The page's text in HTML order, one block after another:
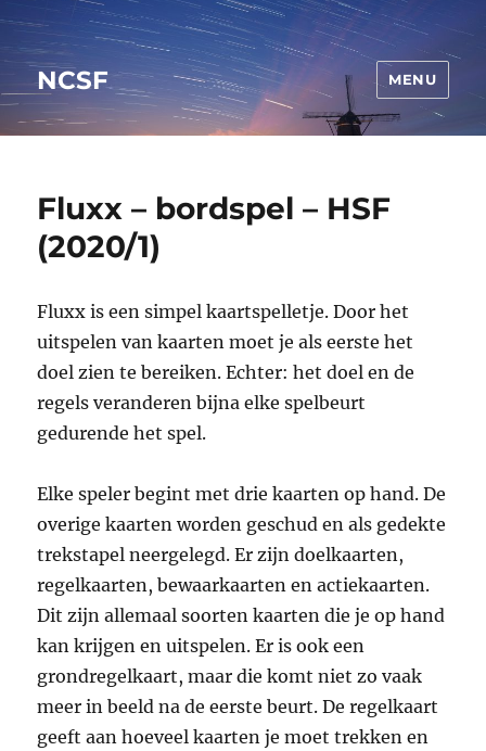
NCSF MENU
Fluxx – bordspel – HSF
(2020/1)
Fluxx is een simpel kaartspelletje. Door het
uitspelen van kaarten moet je als eerste het
doel zien te bereiken. Echter: het doel en de
regels veranderen bijna elke spelbeurt
gedurende het spel.
Elke speler begint met drie kaarten op hand. De
overige kaarten worden geschud en als gedekte
trekstapel neergelegd. Er zijn doelkaarten,
regelkaarten, bewaarkaarten en actiekaarten.
Dit zijn allemaal soorten kaarten die je op hand
kan krijgen en uitspelen. Er is ook een
grondregelkaart, maar die komt niet zo vaak
meer in beeld na de eerste beurt. De regelkaart
geeft aan hoeveel kaarten je moet trekken en